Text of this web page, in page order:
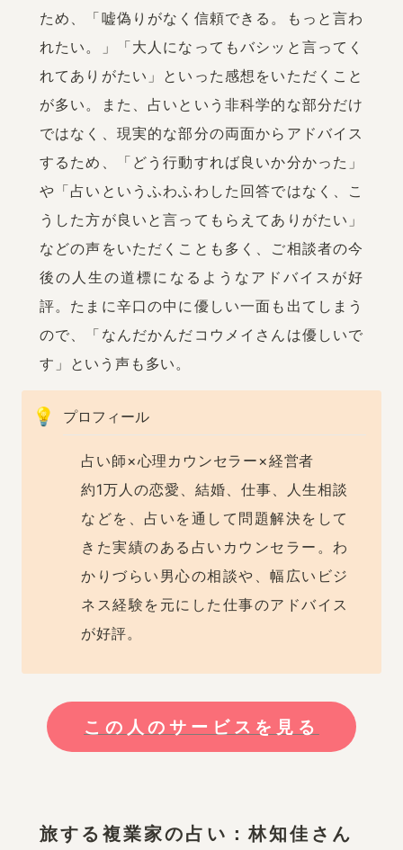
ため、「嘘偽りがなく信頼できる。もっと言わ
れたい。」「大人になってもバシッと言ってく
れてありがたい」といった感想をいただくこと
が多い。また、占いという非科学的な部分だけ
ではなく、現実的な部分の両面からアドバイス
するため、「どう行動すれば良いか分かった」
や「占いというふわふわした回答ではなく、こ
うした方が良いと言ってもらえてありがたい」
などの声をいただくことも多く、ご相談者の今
後の人生の道標になるようなアドバイスが好
評。たまに辛口の中に優しい一面も出てしまう
ので、「なんだかんだコウメイさんは優しいで
す」という声も多い。
💡 プロフィール
占い師×心理カウンセラー×経営者
約1万人の恋愛、結婚、仕事、人生相談
などを、占いを通して問題解決をして
きた実績のある占いカウンセラー。わ
かりづらい男心の相談や、幅広いビジ
ネス経験を元にした仕事のアドバイス
が好評。
この人のサービスを見る
旅する複業家の占い：林知佳さん